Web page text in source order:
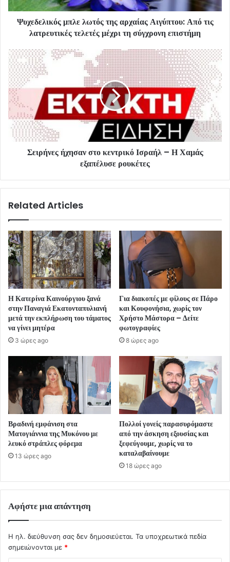
Ψυχεδελικός μπλε λωτός της αρχαίας Αιγύπτου: Από τις
λατρευτικές τελετές μέχρι τη σύγχρονη επιστήμη
Σειρήνες ήχησαν στο κεντρικό Ισραήλ – Η Χαμάς
εξαπέλυσε ρουκέτες
Related Articles
Η Κατερίνα Καινούργιου ξανά
στην Παναγιά Εκατονταπυλιανή
μετά την εκπλήρωση του τάματος
να γίνει μητέρα
3 ώρες ago
Για διακοπές με φίλους σε Πάρο
και Κουφονήσια, χωρίς τον
Χρήστο Μάστορα – Δείτε
φωτογραφίες
8 ώρες ago
Βραδινή εμφάνιση στα
Ματογιάννια της Μυκόνου με
λευκό στράπλες φόρεμα
13 ώρες ago
Πολλοί γονείς παρασυρόμαστε
από την άσκηση εξουσίας και
ξεφεύγουμε, χωρίς να το
καταλαβαίνουμε
18 ώρες ago
Αφήστε μια απάντηση
Η ηλ. διεύθυνση σας δεν δημοσιεύεται. Τα υποχρεωτικά πεδία
σημειώνονται με *